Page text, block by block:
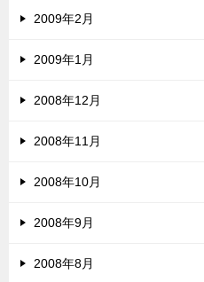
2009年2月
2009年1月
2008年12月
2008年11月
2008年10月
2008年9月
2008年8月